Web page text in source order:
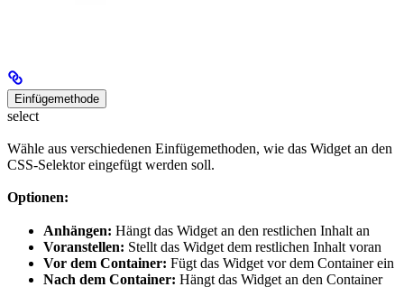
Einfügemethode
select
Wähle aus verschiedenen Einfügemethoden, wie das Widget an den
CSS-Selektor eingefügt werden soll.
Optionen:
Anhängen: Hängt das Widget an den restlichen Inhalt an
Voranstellen: Stellt das Widget dem restlichen Inhalt voran
Vor dem Container: Fügt das Widget vor dem Container ein
Nach dem Container: Hängt das Widget an den Container